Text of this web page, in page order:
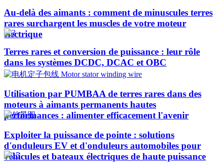
Au-delà des aimants : comment de minuscules terres
rares surchargent les muscles de votre moteur
électrique
Terres rares et conversion de puissance : leur rôle
dans les systèmes DCDC, DCAC et OBC
Utilisation par PUMBAA de terres rares dans des
moteurs à aimants permanents hautes
performances : alimenter efficacement l'avenir
Exploiter la puissance de pointe : solutions
d'onduleurs EV et d'onduleurs automobiles pour
véhicules et bateaux électriques de haute puissance​